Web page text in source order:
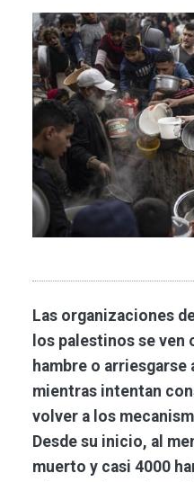
Imagen
Las organizaciones
los palestinos se ven
hambre o arriesgarse
mientras intentan
volver a los
Desde su inicio, al
muerto y casi 4000